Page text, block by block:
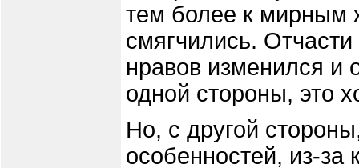
тем более к мирным
смягчились. Отчасти
нравов изменился и
одной стороны, это
Но, с другой
особенностей, из-